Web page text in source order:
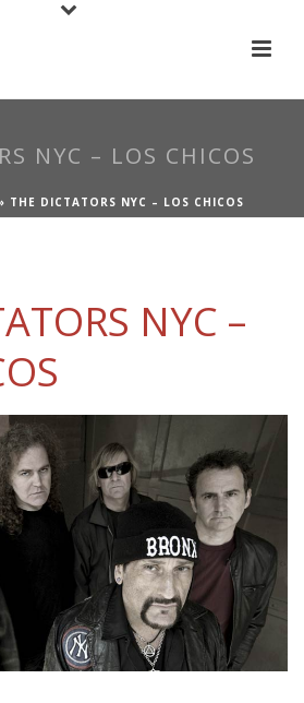
NYC – LOS CHICOS
THE DICTATORS NYC – LOS CHICOS
NYC –